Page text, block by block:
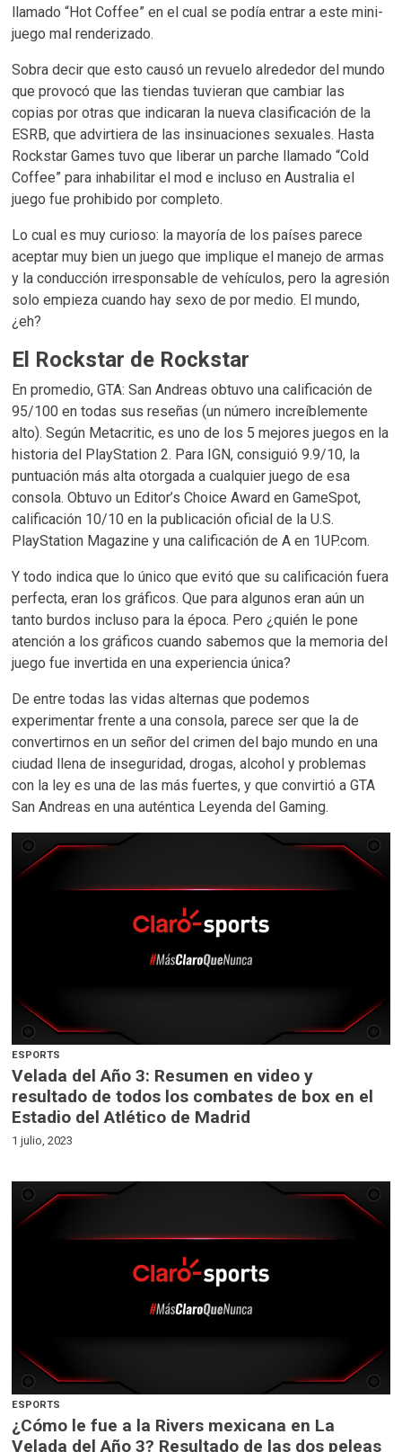
llamado “Hot Coffee” en el cual se podía entrar a este mini-
juego mal renderizado.
Sobra decir que esto causó un revuelo alrededor del mundo
que provocó que las tiendas tuvieran que cambiar las
copias por otras que indicaran la nueva clasificación de la
ESRB, que advirtiera de las insinuaciones sexuales. Hasta
Rockstar Games tuvo que liberar un parche llamado “Cold
Coffee” para inhabilitar el mod e incluso en Australia el
juego fue prohibido por completo.
Lo cual es muy curioso: la mayoría de los países parece
aceptar muy bien un juego que implique el manejo de armas
y la conducción irresponsable de vehículos, pero la agresión
solo empieza cuando hay sexo de por medio. El mundo,
¿eh?
El Rockstar de Rockstar
En promedio, GTA: San Andreas obtuvo una calificación de
95/100 en todas sus reseñas (un número increíblemente
alto). Según Metacritic, es uno de los 5 mejores juegos en la
historia del PlayStation 2. Para IGN, consiguió 9.9/10, la
puntuación más alta otorgada a cualquier juego de esa
consola. Obtuvo un Editor’s Choice Award en GameSpot,
calificación 10/10 en la publicación oficial de la U.S.
PlayStation Magazine y una calificación de A en 1UP.com.
Y todo indica que lo único que evitó que su calificación fuera
perfecta, eran los gráficos. Que para algunos eran aún un
tanto burdos incluso para la época. Pero ¿quién le pone
atención a los gráficos cuando sabemos que la memoria del
juego fue invertida en una experiencia única?
De entre todas las vidas alternas que podemos
experimentar frente a una consola, parece ser que la de
convertirnos en un señor del crimen del bajo mundo en una
ciudad llena de inseguridad, drogas, alcohol y problemas
con la ley es una de las más fuertes, y que convirtió a GTA
San Andreas en una auténtica Leyenda del Gaming.
ESPORTS
Velada del Año 3: Resumen en video y
resultado de todos los combates de box en el
Estadio del Atlético de Madrid
1 julio, 2023
ESPORTS
¿Cómo le fue a la Rivers mexicana en La
Velada del Año 3? Resultado de las dos peleas